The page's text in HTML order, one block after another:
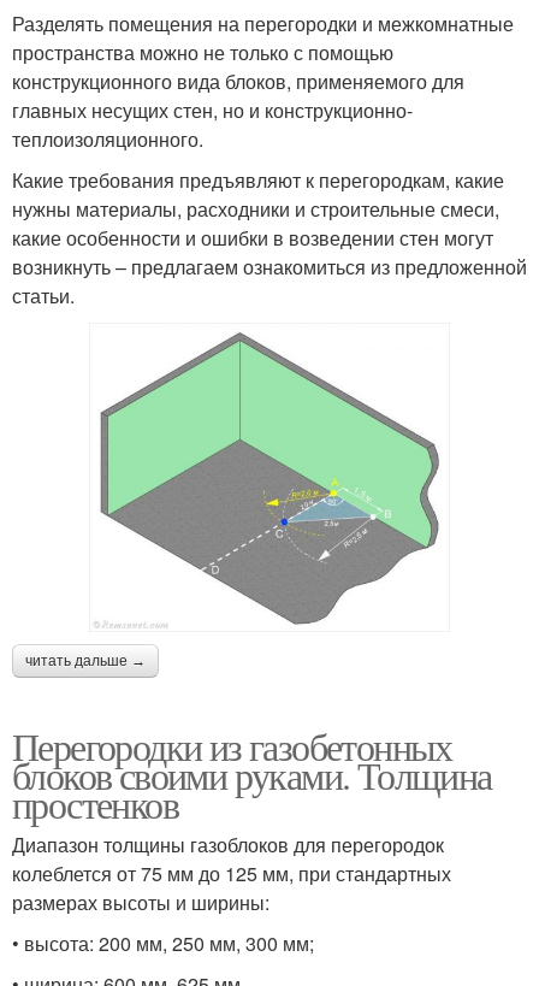
Разделять помещения на перегородки и межкомнатные
пространства можно не только с помощью
конструкционного вида блоков, применяемого для
главных несущих стен, но и конструкционно-
теплоизоляционного.
Какие требования предъявляют к перегородкам, какие
нужны материалы, расходники и строительные смеси,
какие особенности и ошибки в возведении стен могут
возникнуть – предлагаем ознакомиться из предложенной
статьи.
читать дальше →
Перегородки из газобетонных
блоков своими руками. Толщина
простенков
Диапазон толщины газоблоков для перегородок
колеблется от 75 мм до 125 мм, при стандартных
размерах высоты и ширины:
• высота: 200 мм, 250 мм, 300 мм;